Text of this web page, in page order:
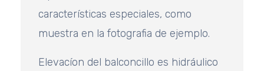
características especiales, como
muestra en la fotografia de ejemplo.
Elevacíon del balconcillo es hidráulico